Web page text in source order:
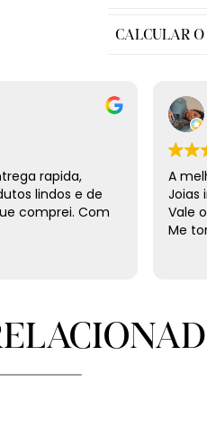
CALCULAR O
rapida,
lindos e de
comprei. Com
A
Joias
Vale
Me